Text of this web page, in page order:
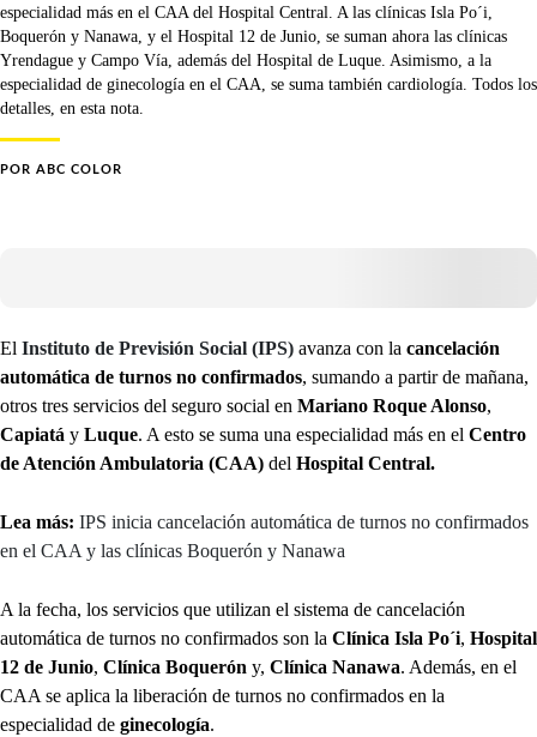
especialidad más en el CAA del Hospital Central. A las clínicas Isla Po´i,
Boquerón y Nanawa, y el Hospital 12 de Junio, se suman ahora las clínicas
Yrendague y Campo Vía, además del Hospital de Luque. Asimismo, a la
especialidad de ginecología en el CAA, se suma también cardiología. Todos los
detalles, en esta nota.
POR ABC COLOR
El Instituto de Previsión Social (IPS) avanza con la cancelación
automática de turnos no confirmados, sumando a partir de mañana,
otros tres servicios del seguro social en Mariano Roque Alonso,
Capiatá y Luque. A esto se suma una especialidad más en el Centro
de Atención Ambulatoria (CAA) del Hospital Central.
Lea más: IPS inicia cancelación automática de turnos no confirmados
en el CAA y las clínicas Boquerón y Nanawa
A la fecha, los servicios que utilizan el sistema de cancelación
automática de turnos no confirmados son la Clínica Isla Po´i, Hospital
12 de Junio, Clínica Boquerón y, Clínica Nanawa. Además, en el
CAA se aplica la liberación de turnos no confirmados en la
especialidad de ginecología.